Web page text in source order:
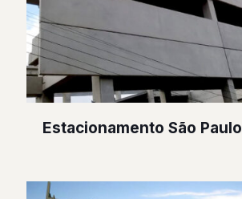
Estacionamento São Paulo